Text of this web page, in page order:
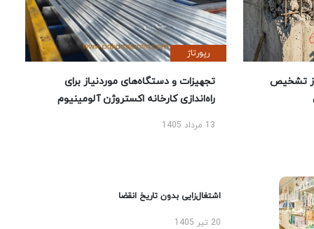
تشخیص
رپورتاژ
تجهیزات و دستگاه‌های موردنیاز برای
راه‌اندازی کارخانه اکستروژن آلومینیوم
13 مرداد 1405
اشتغال‌زایی بدون تاریخ انقضا
20 تیر 1405